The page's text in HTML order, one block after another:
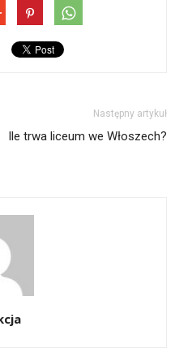
Następny artykuł
Ile trwa liceum we Włoszech?